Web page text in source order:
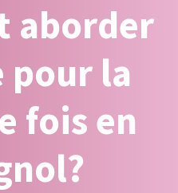
aborder
pour la
fois en